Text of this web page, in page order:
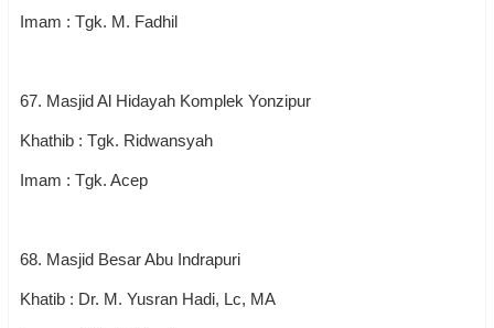
Imam : Tgk. M. Fadhil
67. Masjid Al Hidayah Komplek Yonzipur
Khathib : Tgk. Ridwansyah
Imam : Tgk. Acep
68. Masjid Besar Abu Indrapuri
Khatib : Dr. M. Yusran Hadi, Lc, MA